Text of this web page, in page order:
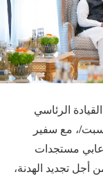
الرئاسي
، مع سفير
مستجدات
أجل تجديد الهدنة،